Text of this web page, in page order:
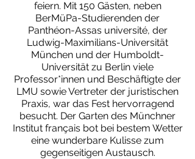
feiern. Mit 150 Gästen, neben
BerMüPa-Studierenden der
Panthéon-Assas université, der
Ludwig-Maximilians-Universität
München und der Humboldt-
Universität zu Berlin viele
Professor*innen und Beschäftigte der
LMU sowie Vertreter der juristischen
Praxis, war das Fest hervorragend
besucht. Der Garten des Münchner
Institut français bot bei bestem Wetter
eine wunderbare Kulisse zum
gegenseitigen Austausch.